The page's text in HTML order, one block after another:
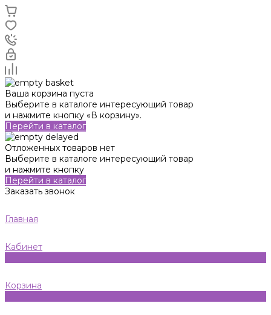
Ваша корзина пуста
Выберите в каталоге интересующий товар
и нажмите кнопку «В корзину».
Перейти в каталог
Отложенных товаров нет
Выберите в каталоге интересующий товар
и нажмите кнопку
Перейти в каталог
Заказать звонок
Главная
Кабинет
Корзина